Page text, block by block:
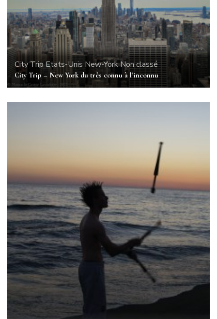
City Trip Etats-Unis New-YorkNon classé
City Trip – New York du très connu à l’inconnu